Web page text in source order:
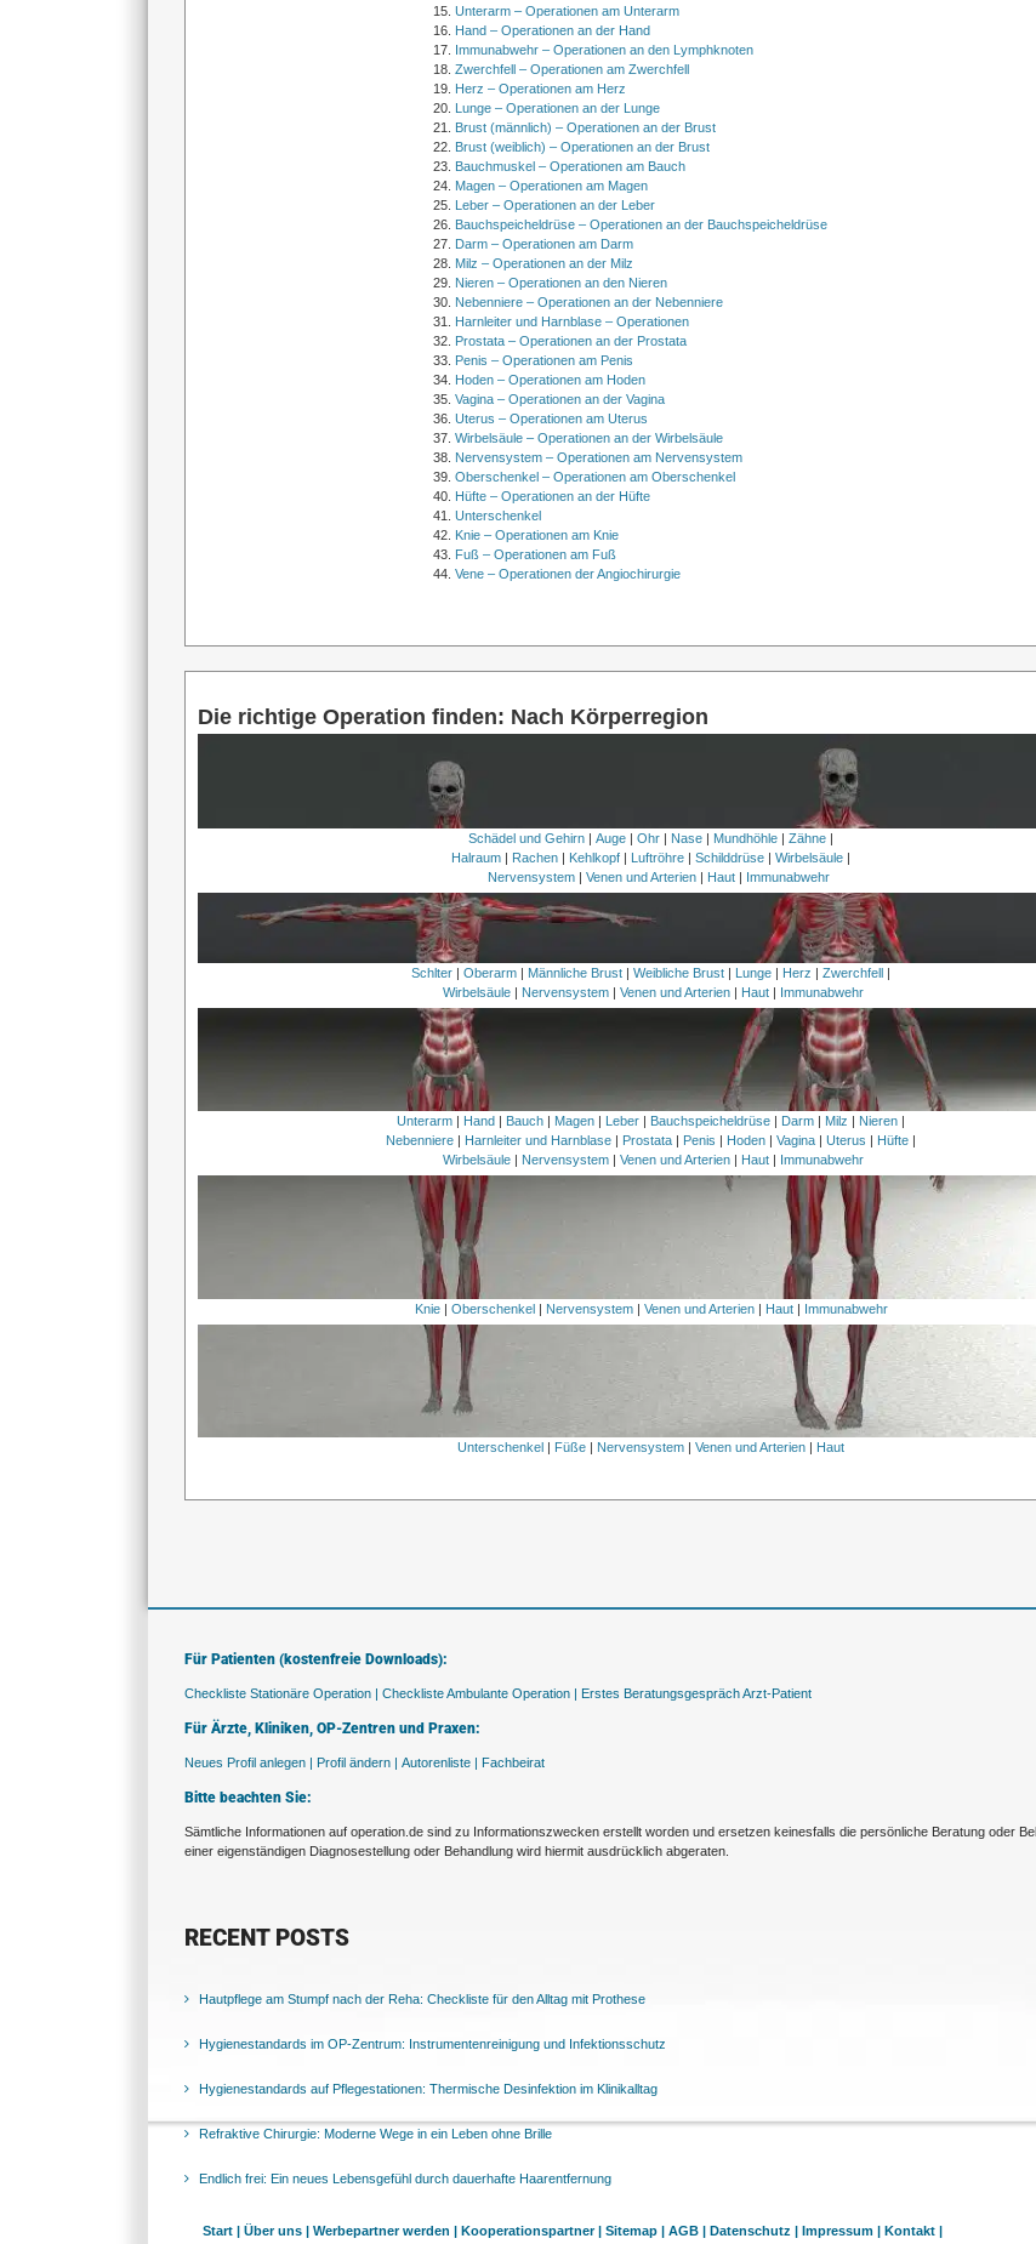
Unterarm – Operationen am Unterarm
Hand – Operationen an der Hand
Immunabwehr – Operationen an den Lymphknoten
Zwerchfell – Operationen am Zwerchfell
Herz – Operationen am Herz
Lunge – Operationen an der Lunge
Brust (männlich) – Operationen an der Brust
Brust (weiblich) – Operationen an der Brust
Bauchmuskel – Operationen am Bauch
Magen – Operationen am Magen
Leber – Operationen an der Leber
Bauchspeicheldrüse – Operationen an der Bauchspeicheldrüse
Darm – Operationen am Darm
Milz – Operationen an der Milz
Nieren – Operationen an den Nieren
Nebenniere – Operationen an der Nebenniere
Harnleiter und Harnblase – Operationen
Prostata – Operationen an der Prostata
Penis – Operationen am Penis
Hoden – Operationen am Hoden
Vagina – Operationen an der Vagina
Uterus – Operationen am Uterus
Wirbelsäule – Operationen an der Wirbelsäule
Nervensystem – Operationen am Nervensystem
Oberschenkel – Operationen am Oberschenkel
Hüfte – Operationen an der Hüfte
Unterschenkel
Knie – Operationen am Knie
Fuß – Operationen am Fuß
Vene – Operationen der Angiochirurgie
Die richtige Operation finden: Nach Körperregion
Schädel und Gehirn |Auge |Ohr | Nase | Mundhöhle |Zähne |
Halraum | Rachen | Kehlkopf | Luftröhre |Schilddrüse |Wirbelsäule |
Nervensystem| Venen und Arterien| Haut| Immunabwehr
Schlter |Oberarm Männliche Brust |Weibliche Brust Lunge Herz |Zwerchfell
Wirbelsäule| Nervensystem| Venen und Arterien| Haut| Immunabwehr
Unterarm | Hand | Bauch | Magen | Leber | Bauchspeicheldrüse | Darm | Milz | Nieren |
Nebenniere | Harnleiter und Harnblase | Prostata | Penis | Hoden |Vagina |Uterus | Hüfte |
Wirbelsäule| Nervensystem| Venen und Arterien| Haut| Immunabwehr
Knie| Oberschenkel Nervensystem| Venen und Arterien| Haut| Immunabwehr
Unterschenkel | Füße | Nervensystem |Venen und Arterien | Haut
Für Patienten (kostenfreie Downloads):
Checkliste Stationäre Operation | Checkliste Ambulante Operation | Erstes Beratungsgespräch Arzt-Patient
Für Ärzte, Kliniken, OP-Zentren und Praxen:
Neues Profil anlegen | Profil ändern | Autorenliste | Fachbeirat
Bitte beachten Sie:
Sämtliche Informationen auf operation.de sind zu Informationszwecken erstellt worden und ersetzen keinesfalls die persönliche Beratung oder
einer eigenständigen Diagnosestellung oder Behandlung wird hiermit ausdrücklich abgeraten.
RECENT POSTS
Hautpflege am Stumpf nach der Reha: Checkliste für den Alltag mit Prothese
Hygienestandards im OP-Zentrum: Instrumentenreinigung und Infektionsschutz
Hygienestandards auf Pflegestationen: Thermische Desinfektion im Klinikalltag
Refraktive Chirurgie: Moderne Wege in ein Leben ohne Brille
Endlich frei: Ein neues Lebensgefühl durch dauerhafte Haarentfernung
Start | Über uns | Werbepartner werden | Kooperationspartner | Sitemap | AGB | Datenschutz | Impressum | Kontakt |